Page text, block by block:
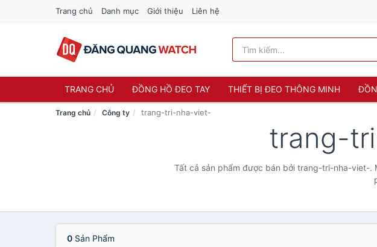
Trang chủ Danh mục Giới thiệu Liên hệ
TRANG CHỦ ĐỒNG HỒ ĐEO TAY THIẾT BỊ ĐEO THÔNG MINH
Trang chủ Công ty trang-tri-nha-viet-
trang-
Tất cả sản phẩm được bán bởi trang-tri-nha-viet-.
0 Sản Phẩm